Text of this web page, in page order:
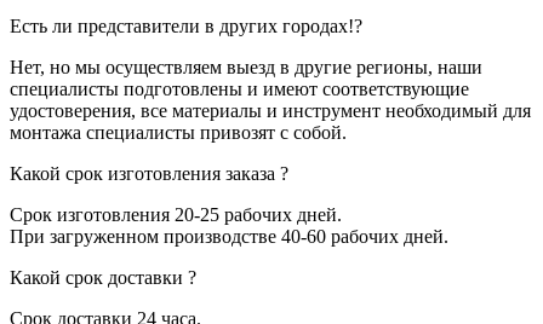
Есть ли представители в других городах!?
Нет, но мы осуществляем выезд в другие регионы, наши
специалисты подготовлены и имеют соответствующие
удостоверения, все материалы и инструмент необходимый для
монтажа специалисты привозят с собой.
Какой срок изготовления заказа ?
Срок изготовления 20-25 рабочих дней.
При загруженном производстве 40-60 рабочих дней.
Какой срок доставки ?
Срок доставки 24 часа.